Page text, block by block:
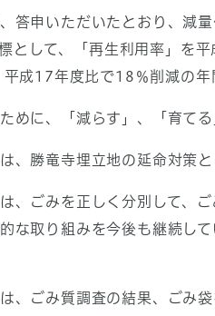
答申いただいたとおり、減
として、「再生利用率」を
成17年度比で18％削減の年
めに、「減らす」、「育て
、勝竜寺埋立地の延命対策
、ごみを正しく分別して、
な取り組みを今後も継続し
、ごみ質調査の結果、ごみ